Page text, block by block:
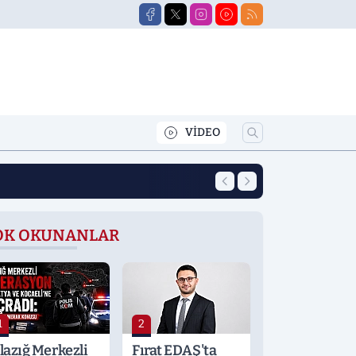
VİDEO
10:15 Dekan, Doktor, İş
OKUNANLAR
Merkezli
2
Fırat EDAŞ'ta